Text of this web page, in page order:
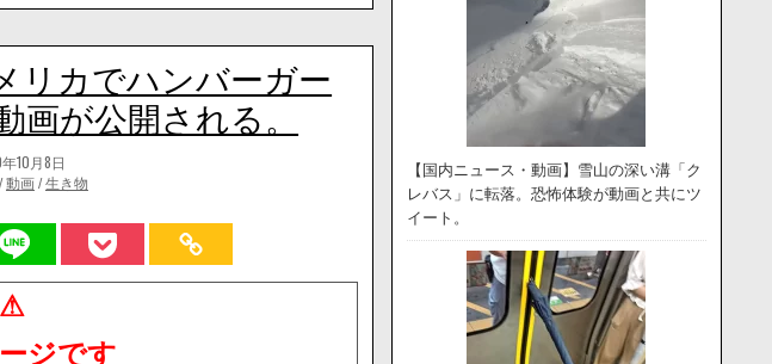
リカでハンバーガー
画が公開される。
10月8日
/動画/生き物
ジです
【国内ニュース・動画】雪山の深い溝「ク
レバス」に転落。恐怖体験が動画と共にツ
イート。